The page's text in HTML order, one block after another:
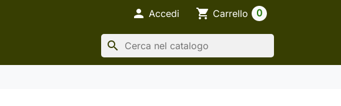
 Accedi shopping_cart Carrello 0
search